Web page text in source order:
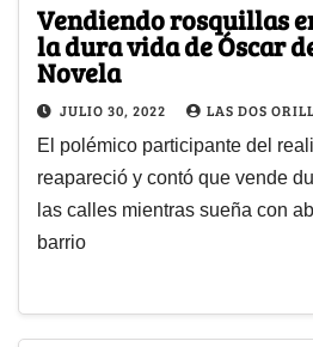
Vendiendo rosquillas
la dura vida de Óscar
Novela
JULIO 30, 2022 LAS DOS
El polémico participante del
reapareció y contó que vende
las calles mientras sueña con
barrio